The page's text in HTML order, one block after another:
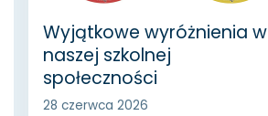
Wyjątkowe wyróżnienia w
naszej szkolnej
społeczności
28 czerwca 2026